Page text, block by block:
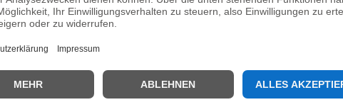
Die Energie wird effizienter gebündelt.
Beim Kontakt mit dem
direkter übertragen, was den
Der Stock bleibt nach dem Treffer